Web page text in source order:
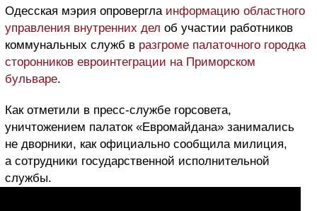
Одесская мэрия опровергла информацию областного
управления внутренних дел об участии работников
коммунальных служб в разгроме палаточного городка
сторонников евроинтеграции на Приморском
бульваре.
Как отметили в пресс-службе горсовета,
уничтожением палаток «Евромайдана» занимались
не дворники, как официально сообщила милиция,
а сотрудники государственной исполнительной
службы.